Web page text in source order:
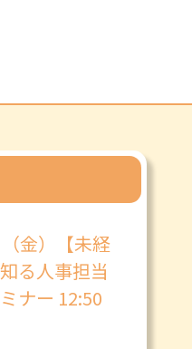
金）【未経
る人事担当
ナー 12:50